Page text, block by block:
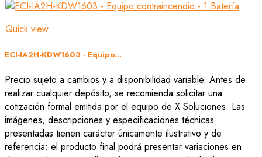
Quick view
ECI-IA2H-KDW1603 - Equipo...
Precio sujeto a cambios y a disponibilidad variable. Antes de
realizar cualquier depósito, se recomienda solicitar una
cotización formal emitida por el equipo de X Soluciones. Las
imágenes, descripciones y especificaciones técnicas
presentadas tienen carácter únicamente ilustrativo y de
referencia; el producto final podrá presentar variaciones en